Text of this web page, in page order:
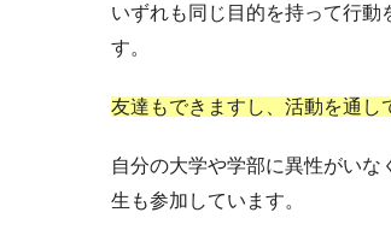
いずれも同じ目的を持って行動
す。
友達もできますし、活動を通し
自分の大学や学部に異性がい
生も参加しています。